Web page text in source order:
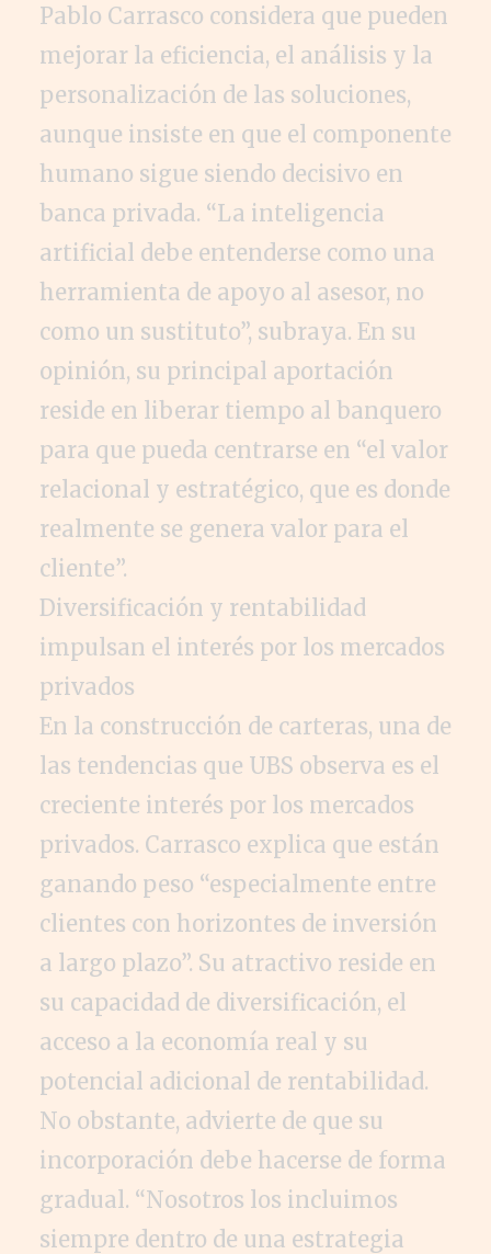
Pablo Carrasco considera que pueden
mejorar la eficiencia, el análisis y la
personalización de las soluciones,
aunque insiste en que el componente
humano sigue siendo decisivo en
banca privada. “La inteligencia
artificial debe entenderse como una
herramienta de apoyo al asesor, no
como un sustituto”, subraya. En su
opinión, su principal aportación
reside en liberar tiempo al banquero
para que pueda centrarse en “el valor
relacional y estratégico, que es donde
realmente se genera valor para el
cliente”.
Diversificación y rentabilidad
impulsan el interés por los mercados
privados
En la construcción de carteras, una de
las tendencias que UBS observa es el
creciente interés por los mercados
privados. Carrasco explica que están
ganando peso “especialmente entre
clientes con horizontes de inversión
a largo plazo”. Su atractivo reside en
su capacidad de diversificación, el
acceso a la economía real y su
potencial adicional de rentabilidad.
No obstante, advierte de que su
incorporación debe hacerse de forma
gradual. “Nosotros los incluimos
siempre dentro de una estrategia